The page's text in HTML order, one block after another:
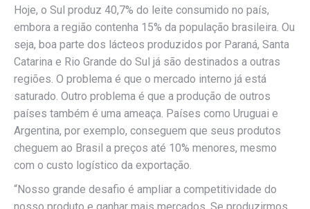
Hoje, o Sul produz 40,7% do leite consumido no país,
embora a região contenha 15% da população brasileira. Ou
seja, boa parte dos lácteos produzidos por Paraná, Santa
Catarina e Rio Grande do Sul já são destinados a outras
regiões. O problema é que o mercado interno já está
saturado. Outro problema é que a produção de outros
países também é uma ameaça. Países como Uruguai e
Argentina, por exemplo, conseguem que seus produtos
cheguem ao Brasil a preços até 10% menores, mesmo
com o custo logístico da exportação.
“Nosso grande desafio é ampliar a competitividade do